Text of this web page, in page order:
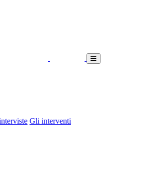
Gli interventi